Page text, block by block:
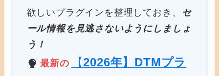
欲しいプラグインを整理しておき、
セ
ール情報を見逃さないようにしましょ
う！
最新の
【2026年】DTMプラ